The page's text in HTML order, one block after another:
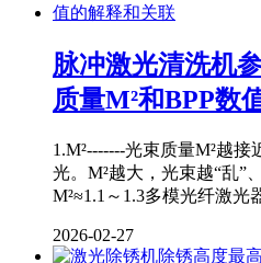
脉冲激光清洗机
质量M²和BPP数
1.M²-------光束质量M²越
光。M²越大，光束越“乱”
M²≈1.1～1.3多模光纤激光
2026-02-27